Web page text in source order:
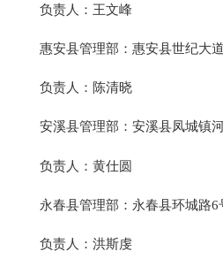
负责人：王文峰
惠安县管理部：惠安县世纪大道
负责人：陈清晓
安溪县管理部：安溪县凤城镇河
负责人：黄仕圆
永春县管理部：永春县环城路6
负责人：洪斯虔